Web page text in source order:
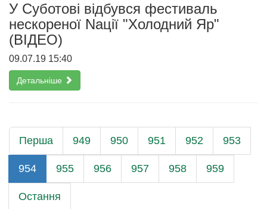
У Суботові відбувся фестиваль
нескореної Nації "Холодний Яр"
(ВІДЕО)
09.07.19 15:40
Детальніше
Перша 949 950 951 952 953
954 955 956 957 958 959
Остання